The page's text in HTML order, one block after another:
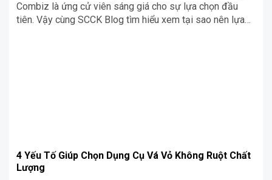
Combiz là ứng cử viên sáng giá cho sự lựa chọn đầu
tiên. Vậy cùng SCCK Blog tìm hiểu xem tại sao nên lựa
4 Yếu Tố Giúp Chọn Dụng Cụ Vá Vỏ Không Ruột Chất
Lượng